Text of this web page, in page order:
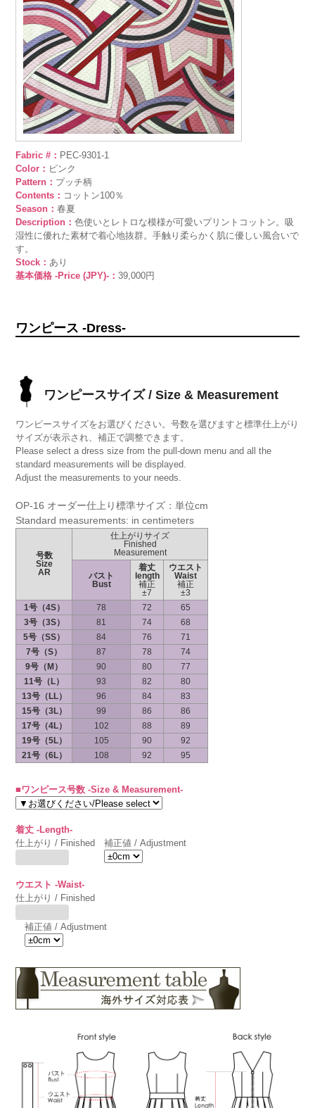
Fabric #： PEC-9301-1
Color： ピンク
Pattern： プッチ柄
Contents： コットン100％
Season：春夏
Description：色使いとレトロな模様が可愛いプリントコットン。吸
湿性に優れた素材で着心地抜群。手触り柔らかく肌に優しい風合いで
す。
Stock：あり
基本価格 -Price (JPY)-：39,000円
ワンピース -Dress-
ワンピースサイズ / Size & Measurement
ワンピースサイズをお選びください。号数を選びますと標準仕上がり
サイズが表示され、補正で調整できます。
Please select a dress size from the pull-down menu and all the
standard measurements will be displayed.
Adjust the measurements to your needs.
OP-16 オーダー仕上り標準サイズ：単位cm
Standard measurements: in centimeters
号数
Size
AR
仕上がりサイズ
Finished
Measurement
バスト
Bust
着丈
length
補正
±7
ウエスト
Waist
補正
±3
1号（4S）
78 72
65
3号（3S）
81 74
68
5号（SS）
84 76
71
7号（S）
87 78
74
9号（M）
90 80
77
11号（L）
93 82
80
13号（LL）
96 84
83
15号（3L）
99 86
86
17号（4L）
102 88
89
19号（5L）
105 90
92
21号（6L）
108 92 95
■ワンピース号数 -Size & Measurement-
着丈 -Length-
仕上がり / Finished
補正値 / Adjustment
ウエスト -Waist-
仕上がり / Finished
補正値 / Adjustment